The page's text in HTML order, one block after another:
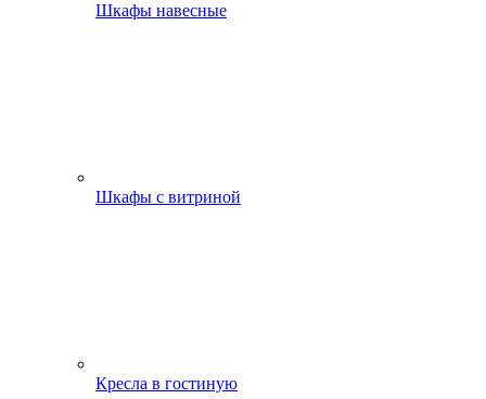
Шкафы навесные
Шкафы с витриной
Кресла в гостиную